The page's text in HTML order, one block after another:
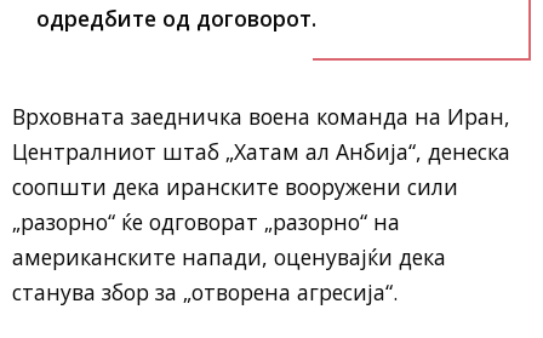
одредбите од договорот.
Врховната заедничка воена команда на Иран,
Централниот штаб „Хатам ал Анбија“, денеска
соопшти дека иранските вооружени сили
„разорно“ ќе одговорат „разорно“ на
американските напади, оценувајќи дека
станува збор за „отворена агресија“.